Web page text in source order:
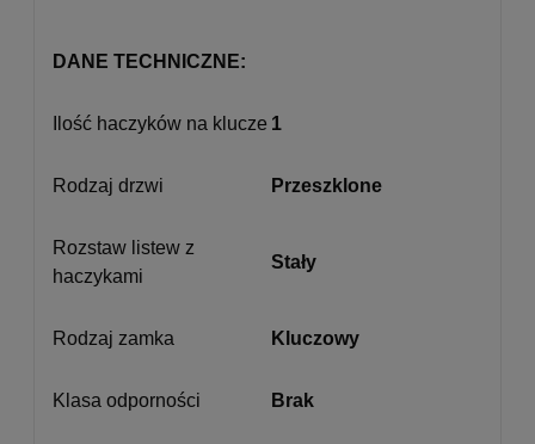
DANE TECHNICZNE:
Ilość haczyków na klucze 1
Rodzaj drzwi Przeszklone
Rozstaw listew z
haczykami
Stały
Rodzaj zamka Kluczowy
Klasa odporności Brak